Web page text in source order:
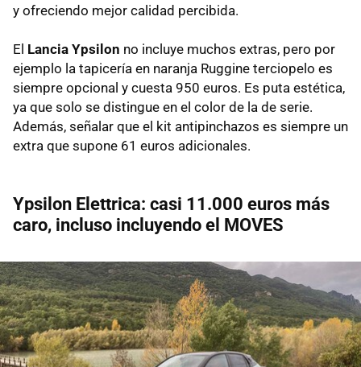
y ofreciendo mejor calidad percibida.
El Lancia Ypsilon no incluye muchos extras, pero por
ejemplo la tapicería en naranja Ruggine terciopelo es
siempre opcional y cuesta 950 euros. Es puta estética,
ya que solo se distingue en el color de la de serie.
Además, señalar que el kit antipinchazos es siempre un
extra que supone 61 euros adicionales.
Ypsilon Elettrica: casi 11.000 euros más
caro, incluso incluyendo el MOVES